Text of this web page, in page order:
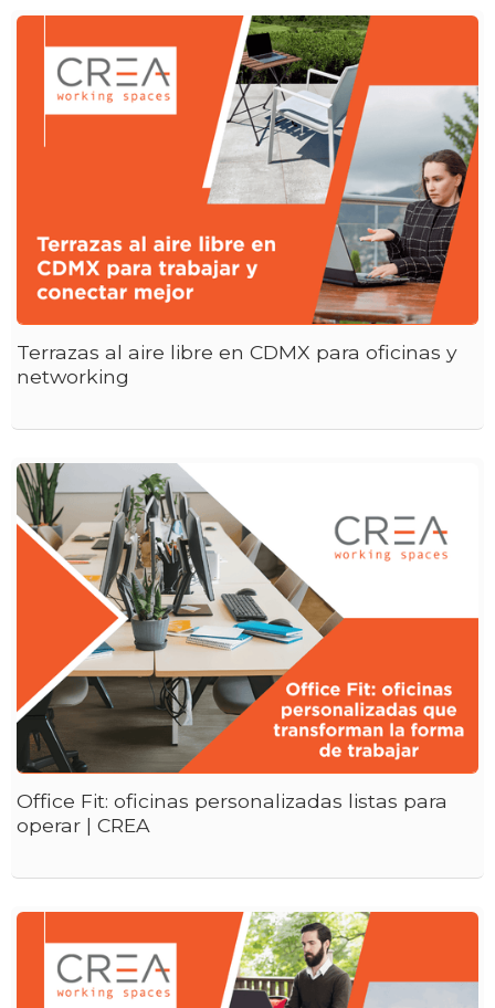
Terrazas al aire libre en CDMX para oficinas y
networking
Office Fit: oficinas personalizadas listas para
operar | CREA